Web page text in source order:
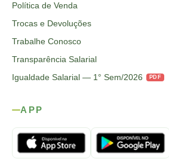
Política de Venda
Trocas e Devoluções
Trabalhe Conosco
Transparência Salarial
Igualdade Salarial — 1° Sem/2026
PDF
APP